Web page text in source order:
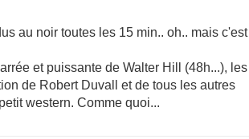
au noir toutes les 15 min.. oh.. mais c'est
et puissante de Walter Hill (48h...), les
de Robert Duvall et de tous les autres
western. Comme quoi...